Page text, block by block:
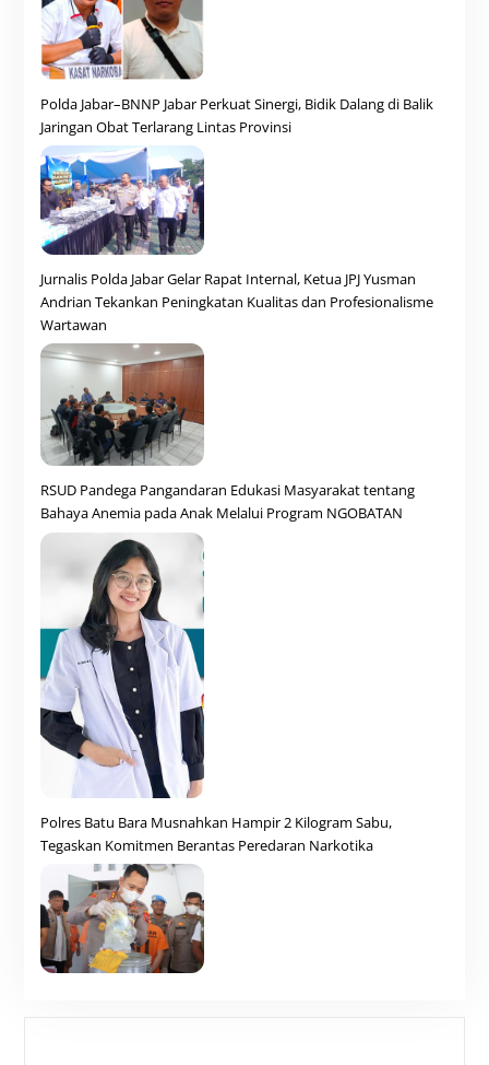
Polda Jabar–BNNP Jabar Perkuat Sinergi, Bidik Dalang di Balik
Jaringan Obat Terlarang Lintas Provinsi
Jurnalis Polda Jabar Gelar Rapat Internal, Ketua JPJ Yusman
Andrian Tekankan Peningkatan Kualitas dan Profesionalisme
Wartawan
RSUD Pandega Pangandaran Edukasi Masyarakat tentang
Bahaya Anemia pada Anak Melalui Program NGOBATAN
Polres Batu Bara Musnahkan Hampir 2 Kilogram Sabu,
Tegaskan Komitmen Berantas Peredaran Narkotika